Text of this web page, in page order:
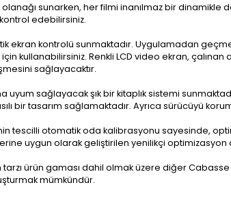
olanağı sunarken, her filmi inanılmaz bir
edebilirsiniz.
ekran kontrolü sunmaktadır. Uygulamadan
kullanabilirsiniz. Renkli LCD video ekran,
sağlayacaktır.
sağlayacak şık bir kitaplık sistemi
bir tasarım sağlamaktadır. Ayrıca sürücüyü
tescilli otomatik oda kalibrasyonu sayesinde,
uygun olarak geliştirilen yenilikçi
tarzı ürün gaması dahil olmak üzere diğer
mümkündür.